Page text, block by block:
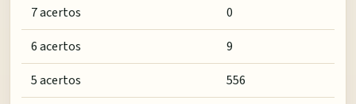
7 acertos
0
6 acertos
9
5 acertos
556